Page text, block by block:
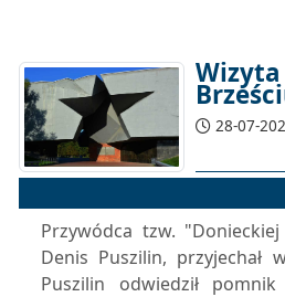
28-07-
Przywódca tzw.
Denis Puszilin, przyjechał
Puszilin odwiedził